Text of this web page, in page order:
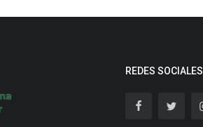
REDES SOCIALES